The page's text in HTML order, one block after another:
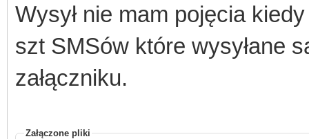
Wysył nie mam pojęcia
szt SMSów które wysyłane
załączniku.
Załączone pliki